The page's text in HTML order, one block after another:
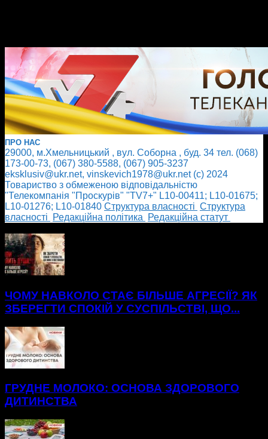
ПРО НАС
29000, м.Хмельницький , вул. Соборна , буд. 34 тел. (068)
173-00-73, (067) 380-5588, (067) 905-3237
eksklusiv@ukr.net, vinskevich1978@ukr.net (с) 2024
Товариство з обмеженою відповідальністю
"Телекомпанія "Проскурів" "TV7+" L10-00411; L10-01675;
L10-01276; L10-01840 Cтруктура власності Cтруктура
власності
Редакційна політика
Редакційна статут
ЧОМУ НАВКОЛО СТАЄ БІЛЬШЕ АГРЕСІЇ? ЯК
ЗБЕРЕГТИ СПОКІЙ У СУСПІЛЬСТВІ, ЩО...
ГРУДНЕ МОЛОКО: ОСНОВА ЗДОРОВОГО
ДИТИНСТВА